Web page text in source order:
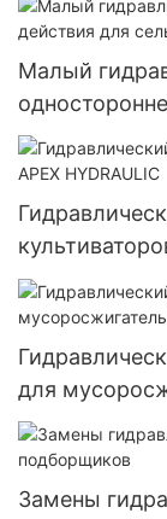
Малый
для
Замены